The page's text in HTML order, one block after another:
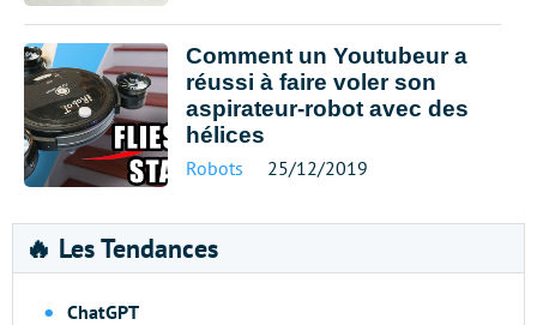
Comment un Youtubeur a
réussi à faire voler son
aspirateur-robot avec des
hélices
Robots 25/12/2019
🔥 Les Tendances
ChatGPT